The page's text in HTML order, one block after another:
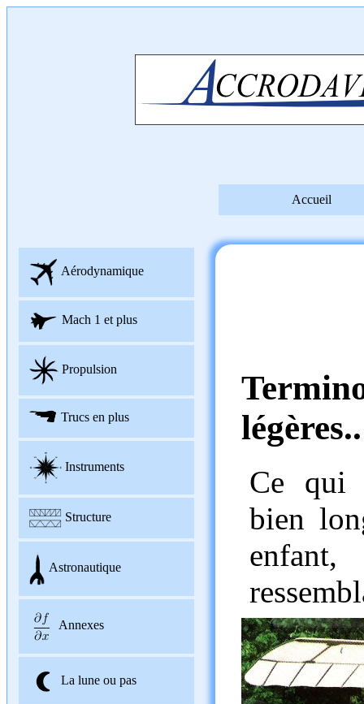
Accueil
Aérodynamique
Mach 1 et plus
Propulsion
Trucs en plus
Instruments
Structure
Astronautique
Annexes
La lune ou pas
légères..
Ce qui
bien